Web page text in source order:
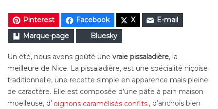
Pinterest Facebook X
E-mail
Marque-page
Bluesky
Un été, nous avons goûté une vraie pissaladière, la
meilleure de Nice. La pissaladière, est une spécialité niçoise
traditionnelle, une recette simple en apparence mais pleine
de caractère. Elle est composée d’une pâte à pain maison
moelleuse, d’ oignons caramélisés confits , d’anchois bien